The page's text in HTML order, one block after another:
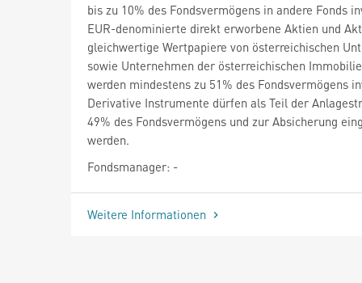
bis zu 10% des Fondsvermögens in andere Fonds
EUR-denominierte direkt erworbene Aktien und
gleichwertige Wertpapiere von österreichischen
sowie Unternehmen der österreichischen
werden mindestens zu 51% des Fondsvermögens
Derivative Instrumente dürfen als Teil der
49% des Fondsvermögens und zur Absicherung
werden.
Fondsmanager: -
Weitere Informationen